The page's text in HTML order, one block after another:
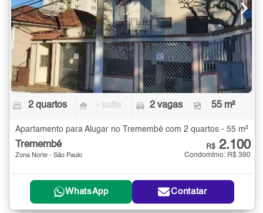
2 quartos - suíte 2 vagas 55 m²
Apartamento para Alugar no Tremembé com 2 quartos - 55 m²
Tremembé
Zona Norte - São Paulo
R$ 2.100
Condomínio: R$ 390
WhatsApp Contatar